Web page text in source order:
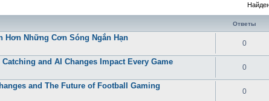
Ответы
Hơn Những Cơn Sóng Ngắn Hạn
0
and AI Changes Impact Every Game
0
and The Future of Football Gaming
0